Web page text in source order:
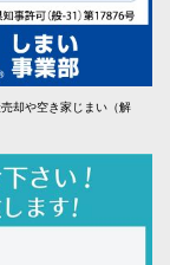
却や空き家じまい（解